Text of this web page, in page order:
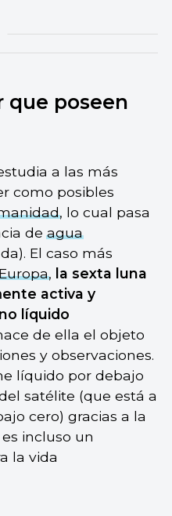
que poseen
a las más
como posibles
, lo cual pasa
deagua
El caso más
, la sexta luna
activa y
líquido
de ella el objeto
y observaciones.
líquido por debajo
satélite (que está a
cero) gracias a la
incluso un
la vida